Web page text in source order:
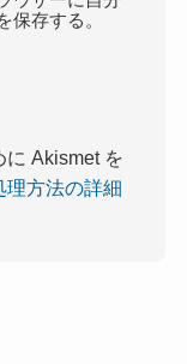
保存する。
に Akismet を
理方法の詳細